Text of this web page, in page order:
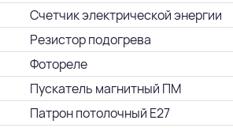
Счетчик электрической энергии
Резистор подогрева
Фотореле
Пускатель магнитный ПМ
Патрон потолочный Е27